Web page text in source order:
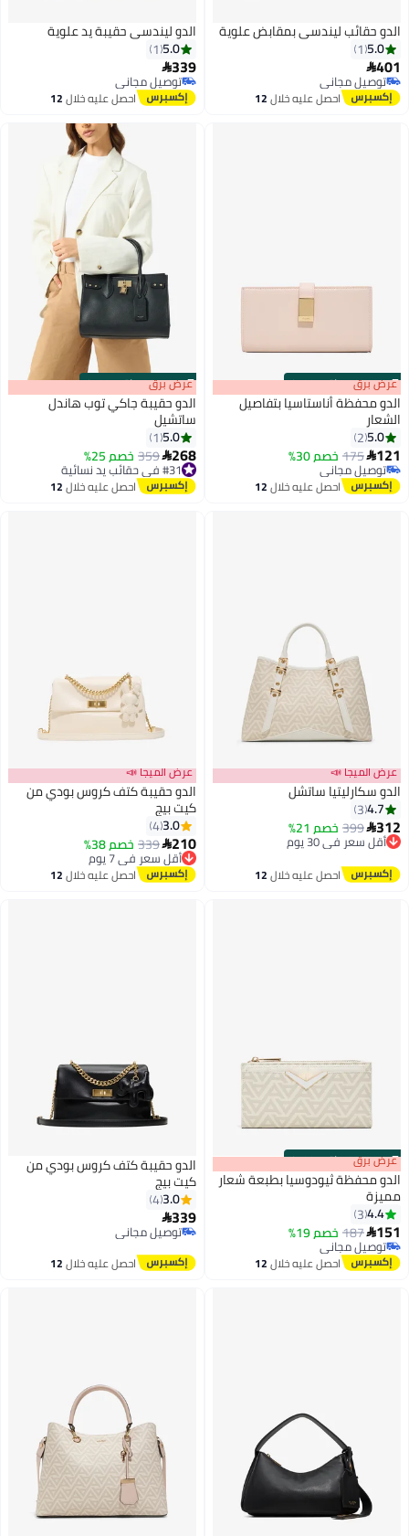
الدو حقائب ليندسي بمقابض علوية
5.0
1
401
توصيل مجاني
توصيل مجانياحصل عليه خلال12
الدو ليندسي حقيبة يد علوية
5.0
1
339
توصيل مجاني
توصيل مجانياحصل عليه خلال12
00m:00s
·باقي 100% عرض برق
الدو محفظة أناستاسيا بتفاصيل
الشعار
5.0
2
121
175 خصم 30%
توصيل مجاني
توصيل مجانياحصل عليه خلال12
00m:00s
·باقي 100% عرض برق
الدو حقيبة جاكي توب هاندل
ساتشيل
5.0
1
268
359 خصم 25% #31 في حقائب يد نسائية
توصيل مجاني
#31 في حقائب يد نسائية احصل عليه خلال12
2
عرض الميجا 📣
الدو سكارليتيا ساتشل
4.7
3
312
399 خصم 21%
أقل سعر في 30 يوم
توصيل مجاني
أقل سعر في 30 يوم
احصل عليه خلال12
3
عرض الميجا 📣
الدو حقيبة كتف كروس بودي من
كيت بيج
3.0
4
210
339 خصم 38%
أقل سعر في 7 يوم
توصيل مجاني
أقل سعر في 7 يوماحصل عليه خلال12
00m:00s
·باقي 100% عرض برق
الدو محفظة ثيودوسيا بطبعة شعار
مميزة
4.4
3
151
187 خصم 19%
توصيل مجاني
توصيل مجانياحصل عليه خلال12
3
الدو حقيبة كتف كروس بودي من
كيت بيج
3.0
4
339
توصيل مجاني
توصيل مجاني
احصل عليه خلال12